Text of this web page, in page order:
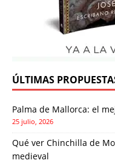
ÚLTIMAS
Palma de Mallorca: el
25 julio, 2026
Qué ver Chinchilla de
medieval